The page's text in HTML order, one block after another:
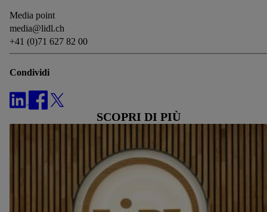
Media point
media@lidl.ch
+41 (0)71 627 82 00
Condividi
SCOPRI DI PIÙ